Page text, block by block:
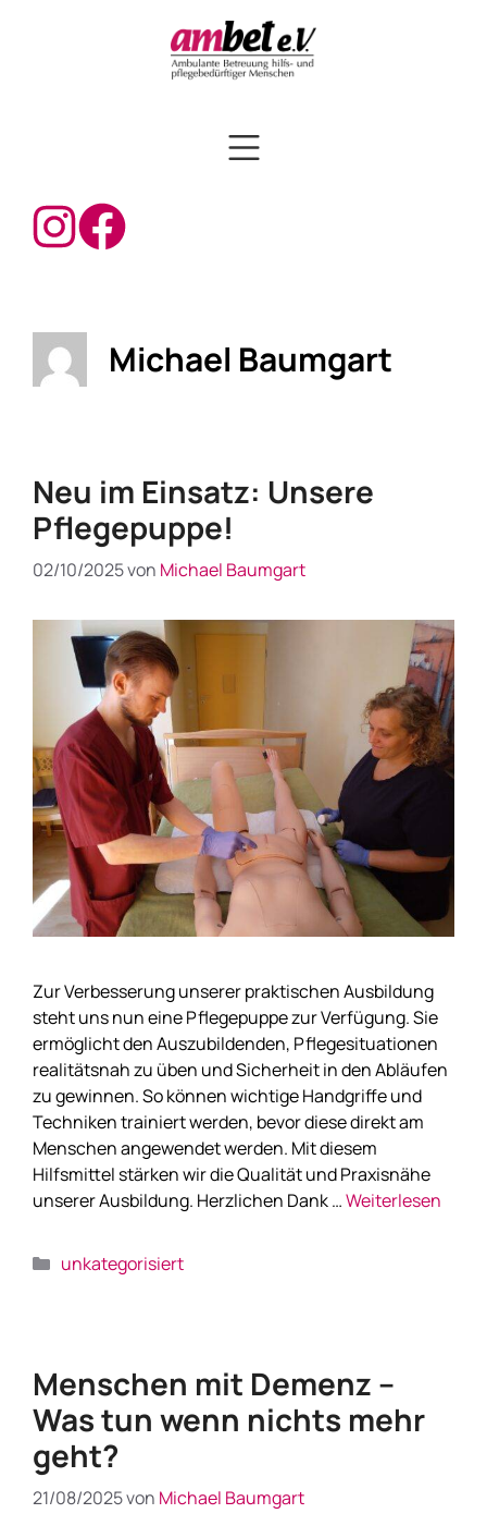
Michael Baumgart
Neu im Einsatz: Unsere
Pflegepuppe!
02/10/2025von Michael Baumgart
Zur Verbesserung unserer praktischen Ausbildung
steht uns nun eine Pflegepuppe zur Verfügung. Sie
ermöglicht den Auszubildenden, Pflegesituationen
realitätsnah zu üben und Sicherheit in den Abläufen
zu gewinnen. So können wichtige Handgriffe und
Techniken trainiert werden, bevor diese direkt am
Menschen angewendet werden. Mit diesem
Hilfsmittel stärken wir die Qualität und Praxisnähe
unserer Ausbildung. Herzlichen Dank …Weiterlesen
unkategorisiert
Menschen mit Demenz –
Was tun wenn nichts mehr
geht?
21/08/2025von Michael Baumgart